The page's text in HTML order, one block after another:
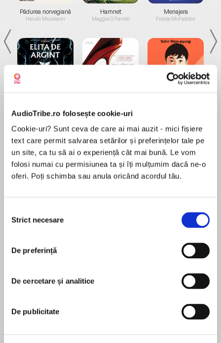
AudioTribe.ro folosește cookie-uri
Cookie-uri? Sunt ceva de care ai mai auzit - mici fișiere
text care permit salvarea setărilor și preferințelor tale pe
un site, ca tu să ai o experiență cât mai bună. Le vom
folosi numai cu permisiunea ta și îți mulțumim dacă ne-o
oferi. Poți schimba sau anula oricând acordul tău.
consimțământului
Strict necesare
De preferință
De cercetare și analitice
De publicitate
Pădurea norvegiană
Haruki Murakami
de...
Dani Francis
Hamnet
Maggie O'Farrell
la...
Lauren Weisberger
Menajera
Freida McFadden
Desprecarte
From USA TODAY bestselling author Laura
A fugitive at large…
Chris Fuller and his K-9 partner, Teddy, have no
choice but to let the fugitive they’re tracking get
away. But when the escaped murderer returns
to hunt tour pilot Lexie McDaniels again, Chris
În acest moment nu există recenzii
Laura Scott
Laura Scott is a New York Times Bestselling
author, honored to write for the Love Inspired